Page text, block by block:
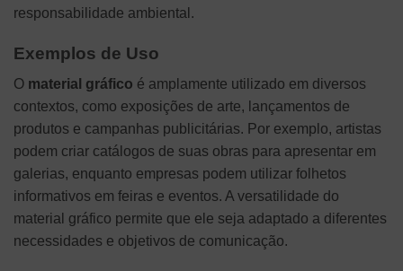
responsabilidade ambiental.
Exemplos de Uso
O material gráfico é amplamente utilizado em diversos
contextos, como exposições de arte, lançamentos de
produtos e campanhas publicitárias. Por exemplo, artistas
podem criar catálogos de suas obras para apresentar em
galerias, enquanto empresas podem utilizar folhetos
informativos em feiras e eventos. A versatilidade do
material gráfico permite que ele seja adaptado a diferentes
necessidades e objetivos de comunicação.